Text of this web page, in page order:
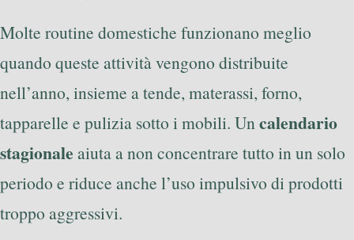
Molte routine domestiche funzionano meglio
quando queste attività vengono distribuite
nell’anno, insieme a tende, materassi, forno,
tapparelle e pulizia sotto i mobili. Un calendario
stagionale aiuta a non concentrare tutto in un solo
periodo e riduce anche l’uso impulsivo di prodotti
troppo aggressivi.